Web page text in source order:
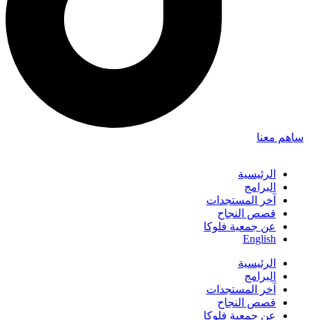
ساهم معنا
الرئيسية
البرامج
آخر المستجدات
قصص النجاح
عن جمعية فلوكا
English
الرئيسية
البرامج
آخر المستجدات
قصص النجاح
عن جمعية فلوكا